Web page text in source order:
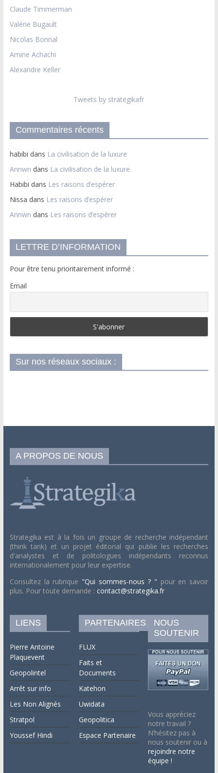
Claude Timmerman
Valérie Bugault
Nicolas Bonnal
Amine Achachi
Alexandre Keller
Tweets by strategikafr
Commentaires récents
habibi dans La civilisation de la luxure
Annwn dans La civilisation de la luxure
Habibi dans Les raisons d’espérer
Nissa dans Les raisons d’espérer
Annwn dans Les raisons d’espérer
LETTRE D’INFORMATION
Pour être tenu prioritairement informé :
Email
Sur nos réseaux sociaux :
A PROPOS DE NOUS
Strategika est à la fois un groupe de recherche indépendant
(think tank) et un projet éditorial qui publie les recherches
d'analystes et de politologues indépendants reconnus
internationalement pour leur expertise.
Consultez la rubrique "Qui sommes-nous ? " pour en savoir
plus. Pour toute demande : contact@strategika.fr
LIENS
Pierre Antoine
Plaquevent
Geopolintel
Arrêt sur info
Les Non Alignés
Stratpol
Youssef Hindi
PARTENAIRES
FLUX
Faits et
Documents
Katehon
Uwidata
Geopolitica
Espace Partenaire
NOUS
SOUTENIR
Vous appréciez
notre travail ?
N’hésitez pas à
nous soutenir ou à
rejoindre notre
équipe !